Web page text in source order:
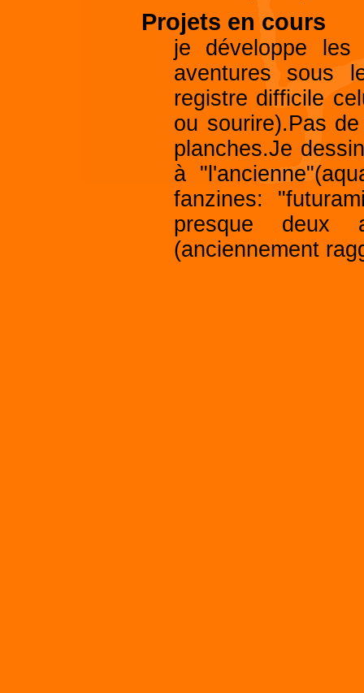
Projets en cours
je développe les
aventures sous
registre difficile
ou sourire).Pas
planches.Je
à
fanzines:
presque deux
(anciennement